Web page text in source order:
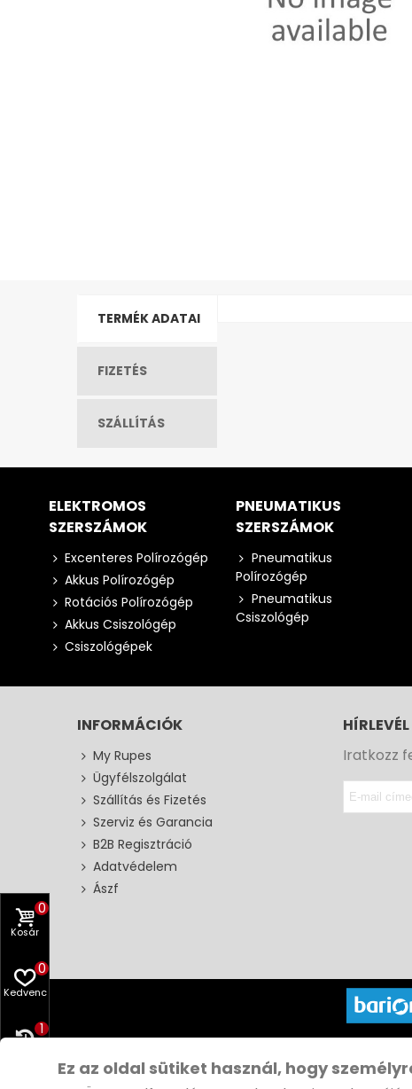
TERMÉK ADATAI
FIZETÉS
SZÁLLÍTÁS
ELEKTROMOS
SZERSZÁMOK
Excenteres Polírozógép
Akkus Polírozógép
Rotációs Polírozógép
Akkus Csiszológép
Csiszológépek
PNEUMATIKUS
SZERSZÁMOK
Pneumatikus
Polírozógép
Pneumatikus
Csiszológép
INFORMÁCIÓK
My Rupes
Ügyfélszolgálat
Szállítás és Fizetés
Szerviz és Garancia
B2B Regisztráció
Adatvédelem
Ászf
HÍRLEVÉL
Iratkozz
Kosár
0
Kedvenc
0
1
Ez az oldal sütiket használ, hogy